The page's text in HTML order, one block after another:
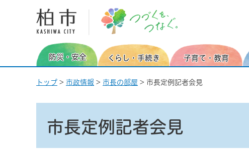
柏市 つづくを、つなぐ。
防災・安全 くらし・手続き 子育て・教育
トップ > 市政情報 > 市長の部屋 > 市長定例記者会見
市長定例記者会見